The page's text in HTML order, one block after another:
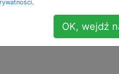
.
OK, wejdź